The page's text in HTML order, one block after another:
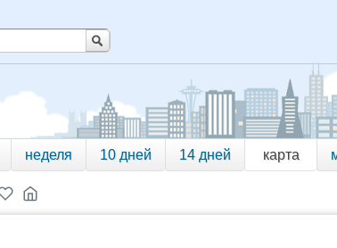
неделя 10 дней 14 дней карта